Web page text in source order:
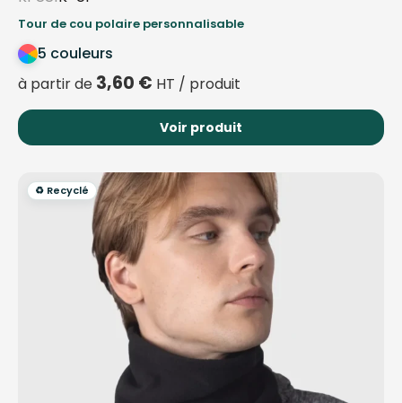
Tour de cou polaire personnalisable
5 couleurs
à partir de 3,60 € HT / produit
Voir produit
♻️ Recyclé